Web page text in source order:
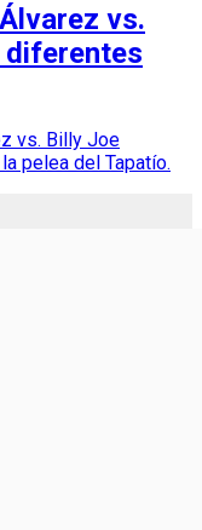
vs.
diferentes
vs. Billy Joe
pelea del Tapatío.